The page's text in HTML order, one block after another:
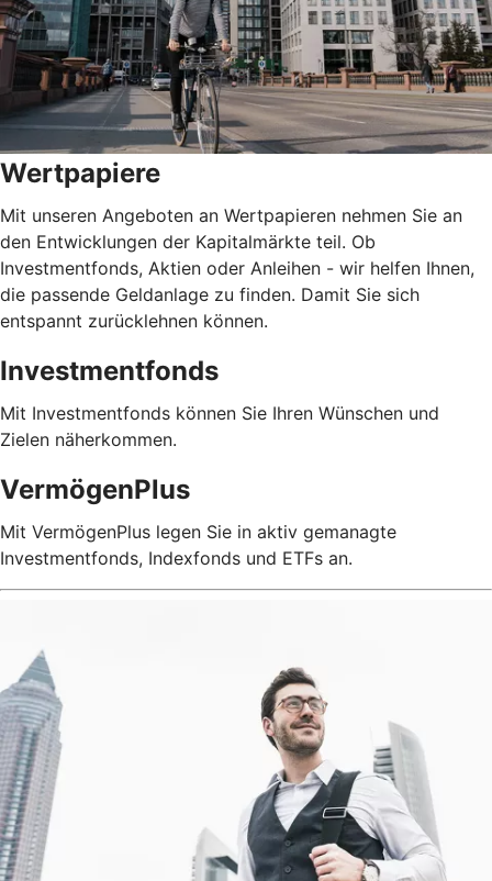
Wertpapiere
Mit unseren Angeboten an Wertpapieren nehmen Sie an
den Entwicklungen der Kapitalmärkte teil. Ob
Investmentfonds, Aktien oder Anleihen - wir helfen Ihnen,
die passende Geldanlage zu finden. Damit Sie sich
entspannt zurücklehnen können.
Investmentfonds
Mit Investmentfonds können Sie Ihren Wünschen und
Zielen näherkommen.
VermögenPlus
Mit VermögenPlus legen Sie in aktiv gemanagte
Investmentfonds, Indexfonds und ETFs an.